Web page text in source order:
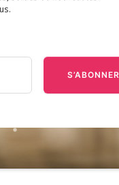
S’ABONNER